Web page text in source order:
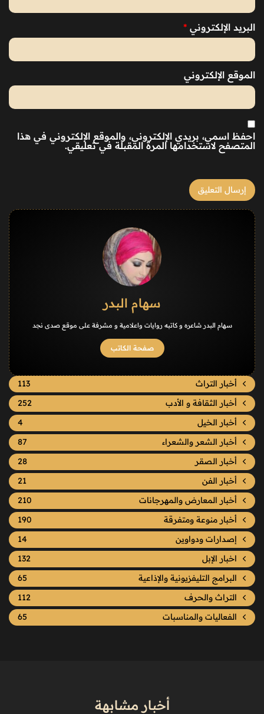
البريد الإلكتروني *
الموقع الإلكتروني
احفظ اسمي، بريدي الإلكتروني، والموقع الإلكتروني في هذا
المتصفح لاستخدامها المرة المقبلة في تعليقي.
سهام البدر
سهام البدر شاعره و كاتبه روايات واعلامية و مشرفة على موقع صدى نجد
صفحة الكاتب
أخبار التراث
113
أخبار الثقافة و الأدب
252
أخبار الخيل
4
أخبار الشعر والشعراء
87
أخبار الصقر
28
أخبار الفن
21
أخبار المعارض والمهرجانات
210
أخبار منوعة ومتفرقة
190
إصدارات ودواوين
14
اخبار الإبل
132
البرامج التليفزيونية والإذاعية
65
التراث والحرف
112
الفعاليات والمناسبات
65
أخبار مشابهة